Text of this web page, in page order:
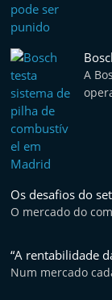
A
Os desafios do
O mercado do
“A rentabilidade
Num mercado